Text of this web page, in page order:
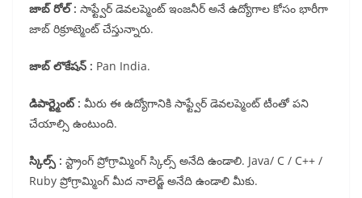
జాబ్ రోల్ : సాఫ్ట్వేర్ డెవలప్మెంట్ ఇంజనీర్ అనే ఉద్యోగాల కోసం భారీగా
జాబ్ రిక్రూట్మెంట్ చేస్తున్నారు.
జాబ్ లొకేషన్ : Pan India.
డిపార్ట్మెంట్ : మీరు ఈ ఉద్యోగానికి సాఫ్ట్వేర్ డెవలప్మెంట్ టీంతో పని
చేయాల్సి ఉంటుంది.
స్కిల్స్ : స్ట్రాంగ్ ప్రోగ్రామ్మింగ్ స్కిల్స్ అనేది ఉండాలి. Java/ C / C++ /
Ruby ప్రోగ్రామ్మింగ్ మీద నాలెడ్జ్ అనేది ఉండాలి మీకు.